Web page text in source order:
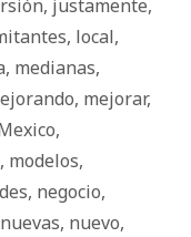
, justamente,
, local,
, medianas,
, mejorar,
,
, modelos,
, negocio,
nuevas, nuevo,